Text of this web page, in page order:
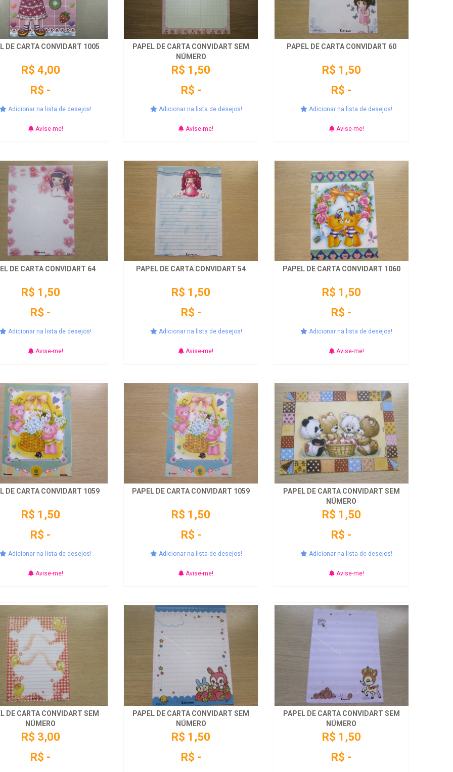
DE CARTA CONVIDART 1005
R$ 4,00
R$ -
Adicionar na lista de desejos!
Avise-me!
PAPEL DE CARTA CONVIDART SEM
NÚMERO
R$ 1,50
R$ -
Adicionar na lista de desejos!
Avise-me!
PAPEL DE CARTA CONVIDART 60
R$ 1,50
R$ -
Adicionar na lista de desejos!
Avise-me!
DE CARTA CONVIDART 64
R$ 1,50
R$ -
Adicionar na lista de desejos!
Avise-me!
PAPEL DE CARTA CONVIDART 54
R$ 1,50
R$ -
Adicionar na lista de desejos!
Avise-me!
PAPEL DE CARTA CONVIDART 1060
R$ 1,50
R$ -
Adicionar na lista de desejos!
Avise-me!
DE CARTA CONVIDART 1059
R$ 1,50
R$ -
Adicionar na lista de desejos!
Avise-me!
PAPEL DE CARTA CONVIDART 1059
R$ 1,50
R$ -
Adicionar na lista de desejos!
Avise-me!
PAPEL DE CARTA CONVIDART SEM
NÚMERO
R$ 1,50
R$ -
Adicionar na lista de desejos!
Avise-me!
DE CARTA CONVIDART SEM
NÚMERO
R$ 3,00
R$ -
PAPEL DE CARTA CONVIDART SEM
NÚMERO
R$ 1,50
R$ -
PAPEL DE CARTA CONVIDART SEM
NÚMERO
R$ 1,50
R$ -